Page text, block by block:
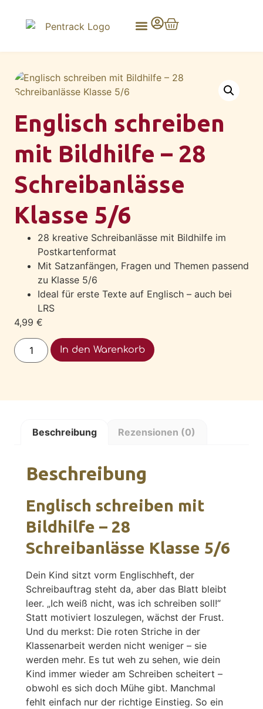
Englisch schreiben
mit Bildhilfe – 28
Schreibanlässe
Klasse 5/6
28 kreative Schreibanlässe mit Bildhilfe im
Postkartenformat
Mit Satzanfängen, Fragen und Themen passend
zu Klasse 5/6
Ideal für erste Texte auf Englisch – auch bei
LRS
4,99 €
In den Warenkorb
Beschreibung Rezensionen (0)
Beschreibung
Englisch schreiben mit
Bildhilfe – 28
Schreibanlässe Klasse 5/6
Dein Kind sitzt vorm Englischheft, der
Schreibauftrag steht da, aber das Blatt bleibt
leer. „Ich weiß nicht, was ich schreiben soll!“
Statt motiviert loszulegen, wächst der Frust.
Und du merkst: Die roten Striche in der
Klassenarbeit werden nicht weniger – sie
werden mehr. Es tut weh zu sehen, wie dein
Kind immer wieder am Schreiben scheitert –
obwohl es sich doch Mühe gibt. Manchmal
fehlt einfach nur der richtige Einstieg. So ein